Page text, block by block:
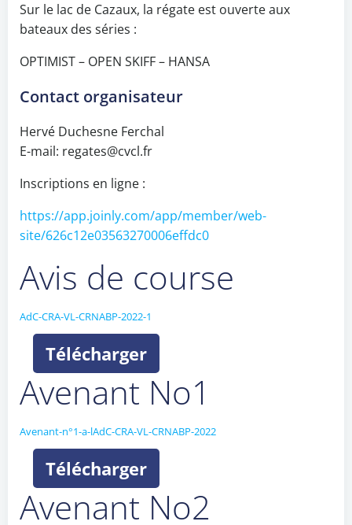
Sur le lac de Cazaux, la régate est ouverte aux
bateaux des séries :
OPTIMIST – OPEN SKIFF – HANSA
Contact organisateur
Hervé Duchesne Ferchal
E-mail: regates@cvcl.fr
Inscriptions en ligne :
https://app.joinly.com/app/member/web-
site/626c12e03563270006effdc0
Avis de course
AdC-CRA-VL-CRNABP-2022-1
Télécharger
Avenant No1
Avenant-n°1-a-lAdC-CRA-VL-CRNABP-2022
Télécharger
Avenant No2